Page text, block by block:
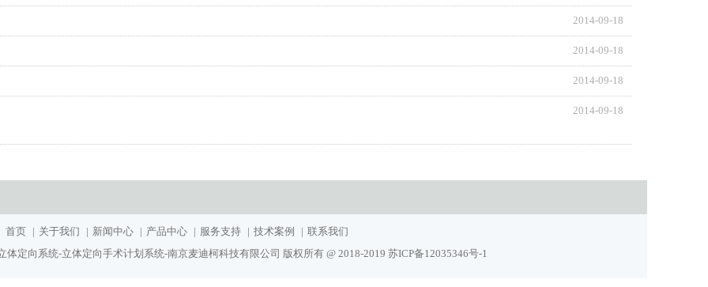
2014-09-18
2014-09-18
2014-09-18
2014-09-18
首页 | 关于我们 | 新闻中心 | 产品中心 | 服务支持 | 技术案例 | 联系我们
体定向系统-立体定向手术计划系统-南京麦迪柯科技有限公司 版权所有 @ 2018-2019 苏ICP备12035346号-1